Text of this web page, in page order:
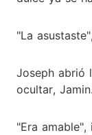
"La
Joseph abrió
ocultar,
"Era